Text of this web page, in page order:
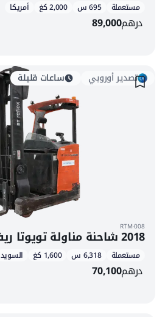
مستعملة 695 س 2,000 كغ أمريكا
درهم89,000
تصدير أوروبي ساعات قليلة
RTM-008
2018 شاحنة مناولة تويوتا ريفلكس RRE160H
مستعملة 6,318 س 1,600 كغ السويد
درهم70,100